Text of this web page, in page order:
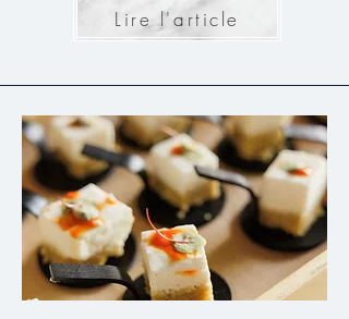
Lire l'article